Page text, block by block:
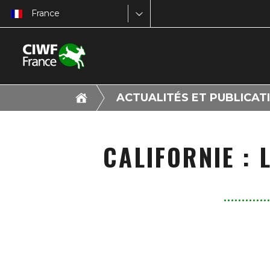
France
ACTUALITÉS ET
CALIFORNIE :